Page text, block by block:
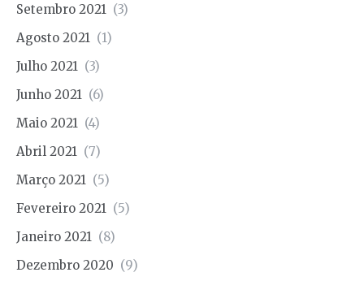
Setembro 2021 (3)
Agosto 2021 (1)
Julho 2021 (3)
Junho 2021 (6)
Maio 2021 (4)
Abril 2021 (7)
Março 2021 (5)
Fevereiro 2021 (5)
Janeiro 2021 (8)
Dezembro 2020 (9)